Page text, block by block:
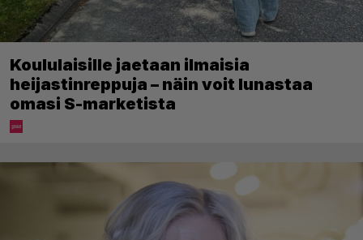
Koululaisille jaetaan ilmaisia
heijastinreppuja – näin voit lunastaa
omasi S-marketista